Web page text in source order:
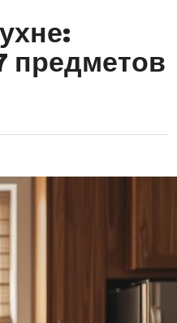
предметов